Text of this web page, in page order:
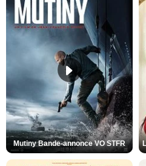
Mutiny Bande-annonce VO STFR